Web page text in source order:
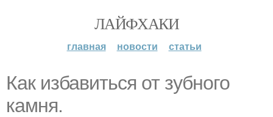
ЛАЙФХАКИ
главная новости статьи
Как избавиться от зубного
камня.